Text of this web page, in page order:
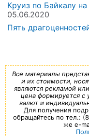
Круиз по Байкалу
05.06.2020
Пять
Все материалы
и их стоимости,
являются рекламой
цена формируется с
валют и
Для получения
обращайтесь по тел.:
же e-